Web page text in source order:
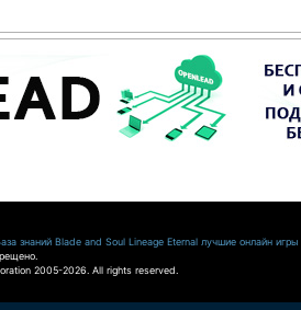
знаний Blade and Soul Lineage Eternal лучшие онлайн игры
2005-2026. All rights reserved.